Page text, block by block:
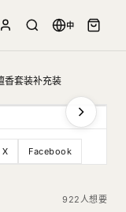
中
套装补充装
X Facebook
922人想要